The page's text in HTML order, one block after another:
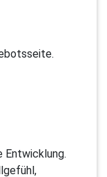
Entwicklung.